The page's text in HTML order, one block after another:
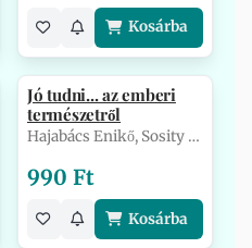
Kosárba
Jó tudni... az emberi
természetről
Hajabács Enikő, Sosity Beáta
990 Ft
Kosárba